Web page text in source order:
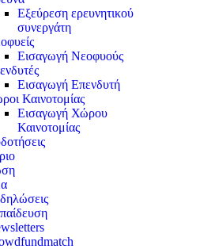
Εξεύρεση ερευνητικού
συνεργάτη
Εισαγωγή Νεοφυούς
Εισαγωγή Επενδυτή
Καινοτομίας
Εισαγωγή Χώρου
Καινοτομίας